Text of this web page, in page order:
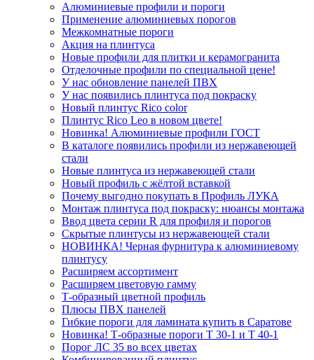
Алюминиевые профили и пороги
Применение алюминиевых порогов
Межкомнатные пороги
Акция на плинтуса
Новые профили для плитки и керамогранита
Отделочные профили по специальной цене!
У нас обновление панелей ПВХ
У нас появились плинтуса под покраску
Новый плинтус Rico color
Плинтус Rico Leo в новом цвете!
Новинка! Алюминиевые профили ГОСТ
В каталоге появились профили из нержавеющей
стали
Новые плинтуса из нержавеющей стали
Новый профиль с жёлтой вставкой
Почему выгодно покупать в Профиль ЛУКА
Монтаж плинтуса под покраску: нюансы монтажа
Ввод цвета серии R для профиля и порогов
Скрытые плинтусы из нержавеющей стали
НОВИНКА! Черная фурнитура к алюминиевому
плинтусу
Расширяем ассортимент
Расширяем цветовую гамму
Т-образный цветной профиль
Плюсы ПВХ панелей
Гибкие пороги для ламината купить в Саратове
Новинка! Т-образные пороги Т 30-1 и Т 40-1
Порог ЛС 35 во всех цветах